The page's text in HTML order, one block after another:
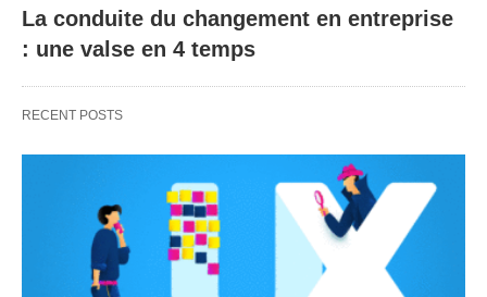
La conduite du changement en entreprise
: une valse en 4 temps
RECENT POSTS